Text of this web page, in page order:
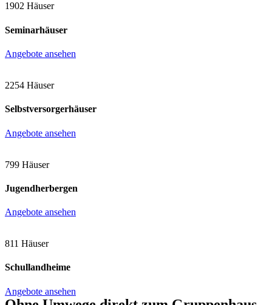
1902 Häuser
Seminarhäuser
Angebote ansehen
2254 Häuser
Selbstversorgerhäuser
Angebote ansehen
799 Häuser
Jugendherbergen
Angebote ansehen
811 Häuser
Schullandheime
Angebote ansehen